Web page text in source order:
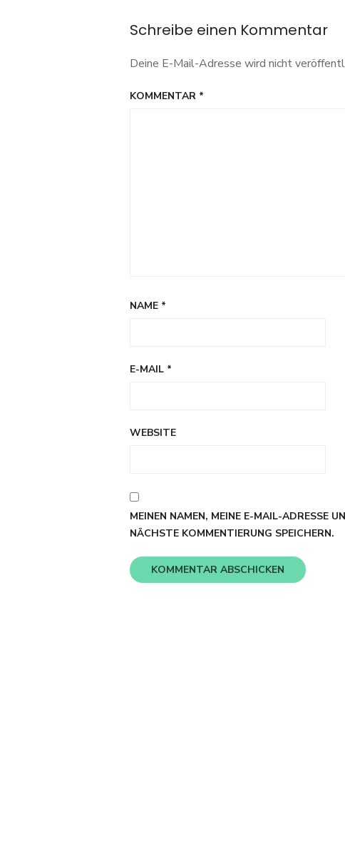
eCommerce
Schreibe einen Kommentar
Deine E-Mail-Adresse wird nicht
KOMMENTAR *
NAME *
E-MAIL *
WEBSITE
MEINEN NAMEN, MEINE E-MAIL-ADRESSE
NÄCHSTE KOMMENTIERUNG SPEICHERN.